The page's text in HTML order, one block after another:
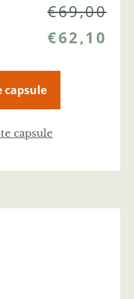
€69,00
€62,10
capsule
capsule